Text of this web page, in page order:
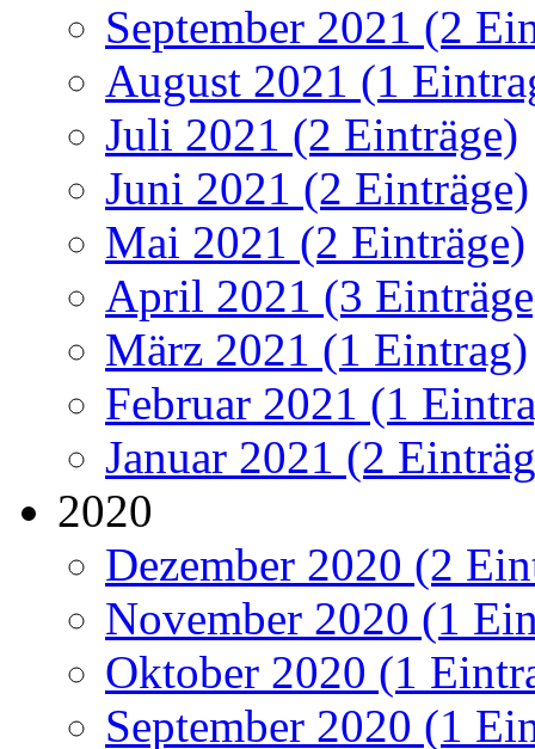
September 2021 (2
August 2021 (1
Juli 2021 (2 Einträge)
Juni 2021 (2 Einträge)
Mai 2021 (2 Einträge)
April 2021 (3
März 2021 (1 Eintrag)
Februar 2021 (1
Januar 2021 (2
2020
Dezember 2020 (2
November 2020 (1
Oktober 2020 (1
September 2020 (1